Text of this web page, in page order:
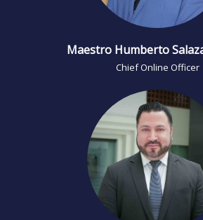
Maestro Humberto
Chief Online Officer